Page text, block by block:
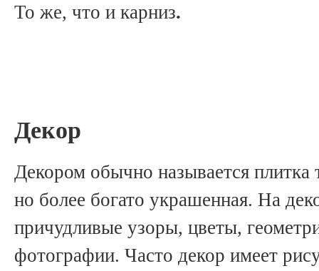
То же, что и карниз.
Декор
Декором обычно называется
но более богато украшенная. На
причудливые узоры, цветы,
фотографии. Часто декор имеет